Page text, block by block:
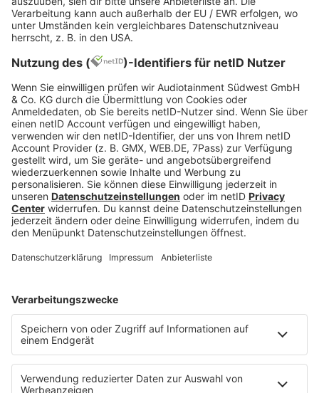
Ihr konntet die meisten Fragen mit „Ja“
beantworten. Dann stehen die Chancen gut, dass
ihr mit eurer Berufswahl ins Schwarze getroffen
habt.
Fazit
Die Berufswahl sollte nie aus dem Bauch heraus
und spontan erfolgen. Informiert euch, auch über
verschiedenen Möglichkeiten, ihre Vor- und
übereinstimmen. Wenn euer beruflicher Weg
schließlich feststeht, müsst ihr euch nur noch auf
die Suche nach der passenden Ausbildung zum
Wunschberuf machen. Diese ist abhängig von
euren finanziellen Voraussetzungen, der Flexibilität,